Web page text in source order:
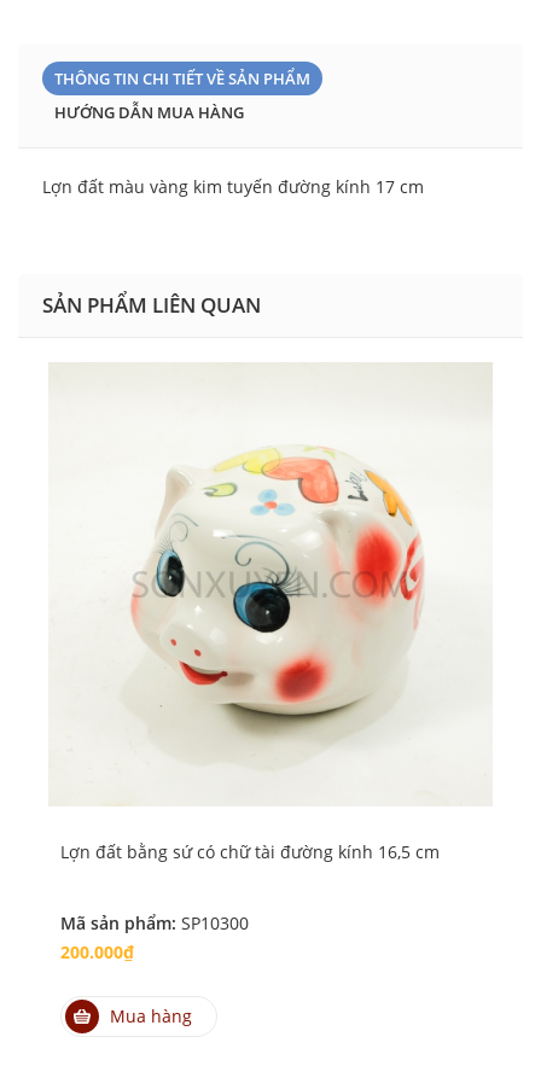
THÔNG TIN CHI TIẾT VỀ SẢN PHẨM
HƯỚNG DẪN MUA HÀNG
Lợn đất màu vàng kim tuyến đường kính 17 cm
SẢN PHẨM LIÊN QUAN
Lợn đất bằng sứ có chữ tài đường kính 16,5 cm
Mã sản phẩm: SP10300
200.000₫
Mua hàng